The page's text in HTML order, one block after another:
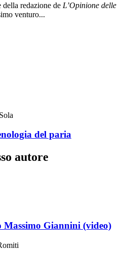
della redazione de L’Opinione delle
venturo...
del paria
autore
Massimo Giannini (video)